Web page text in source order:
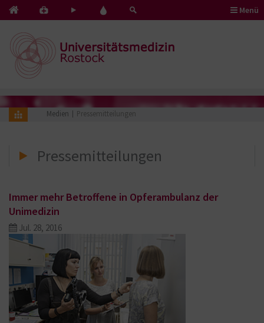
Kontakt
Notfälle
Pflege
Herz
Blut
Menü
Medien Pressemitteilungen
Pressemitteilungen
Immer mehr Betroffene in Opferambulanz der
Unimedizin
Jul. 28, 2016